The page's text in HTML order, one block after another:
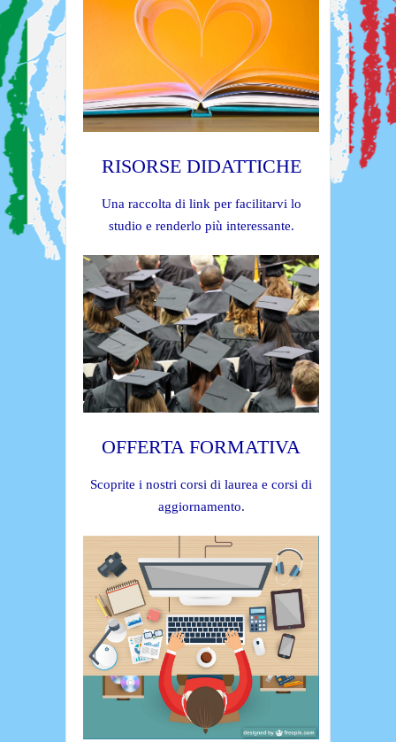
RISORSE DIDATTICHE
Una raccolta di link per facilitarvi lo
studio e renderlo più interessante.
OFFERTA FORMATIVA
Scoprite i nostri corsi di laurea e corsi di
aggiornamento.